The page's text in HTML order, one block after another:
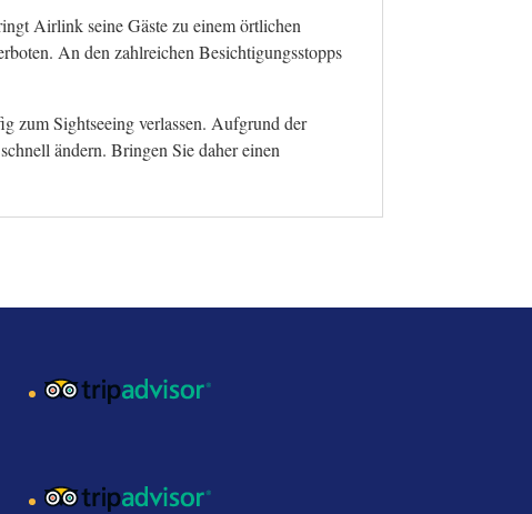
Airlink seine Gäste zu einem örtlichen
An den zahlreichen Besichtigungsstopps
zum Sightseeing verlassen. Aufgrund der
ändern. Bringen Sie daher einen